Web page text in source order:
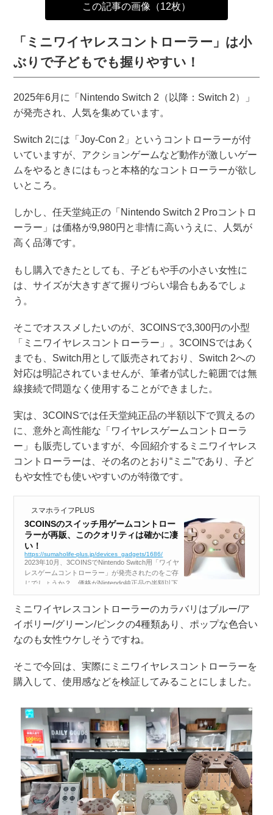
この記事の画像（12枚）
「ミニワイヤレスコントローラー」は小
ぶりで子どもでも握りやすい！
2025年6月に「Nintendo Switch 2（以降：Switch 2）」
が発売され、人気を集めています。
Switch 2には「Joy-Con 2」というコントローラーが付
いていますが、アクションゲームなど動作が激しいゲー
ムをやるときにはもっと本格的なコントローラーが欲し
いところ。
しかし、任天堂純正の「Nintendo Switch 2 Proコントロ
ーラー」は価格が9,980円と非情に高いうえに、人気が
高く品薄です。
もし購入できたとしても、子どもや手の小さい女性に
は、サイズが大きすぎて握りづらい場合もあるでしょ
う。
そこでオススメしたいのが、3COINSで3,300円の小型
「ミニワイヤレスコントローラー」。3COINSではあく
までも、Switch用として販売されており、Switch 2への
対応は明記されていませんが、筆者が試した範囲では無
線接続で問題なく使用することができました。
実は、3COINSでは任天堂純正品の半額以下で買えるの
に、意外と高性能な「ワイヤレスゲームコントローラ
ー」も販売していますが、今回紹介するミニワイヤレス
コントローラーは、その名のとおり“ミニ”であり、子ど
もや女性でも使いやすいのが特徴です。
スマホライフPLUS
3COINSのスイッチ用ゲームコントロー
ラーが再販、このクオリティは確かに凄
い！
https://sumaholife-plus.jp/devices_gadgets/1686/
2023年10月、3COINSでNintendo Switch用「ワイヤ
レスゲームコントローラー」が発売されたのをご存
じでしょうか？ 価格がNintendo純正品の半額以下
とあって大人気となり、アッという間に完売したの
ですが、2024年1月15日にようやく再販されたの...
ミニワイヤレスコントローラーのカラバリはブルー/ア
イボリー/グリーン/ピンクの4種類あり、ポップな色合い
なのも女性ウケしそうですね。
そこで今回は、実際にミニワイヤレスコントローラーを
購入して、使用感などを検証してみることにしました。